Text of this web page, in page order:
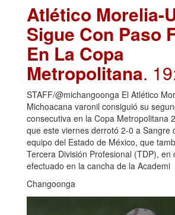
Atlético Morelia-
Sigue Con Paso
En La Copa
Metropolitana.
STAFF/@michangoonga El Atlético
Michoacana varonil consiguió su
consecutiva en la Copa Metropolitana
que este viernes derrotó 2-0 a Sangre
equipo del Estado de México, que
Tercera División Profesional (TDP), en
efectuado en la cancha de la Academi
Changoonga